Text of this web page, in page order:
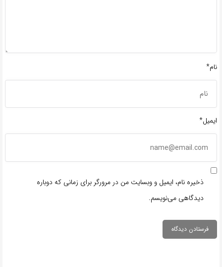
نام*
ایمیل*
ذخیره نام، ایمیل و وبسایت من در مرورگر برای زمانی که دوباره
دیدگاهی می‌نویسم.